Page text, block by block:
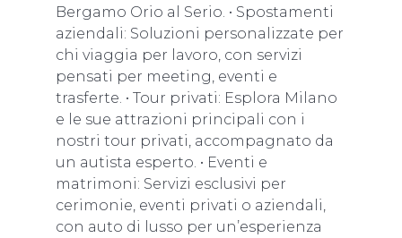
Bergamo Orio al Serio. • Spostamenti
aziendali: Soluzioni personalizzate per
chi viaggia per lavoro, con servizi
pensati per meeting, eventi e
trasferte. • Tour privati: Esplora Milano
e le sue attrazioni principali con i
nostri tour privati, accompagnato da
un autista esperto. • Eventi e
matrimoni: Servizi esclusivi per
cerimonie, eventi privati o aziendali,
con auto di lusso per un’esperienza